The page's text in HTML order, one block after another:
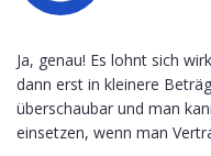
Ja, genau! Es lohnt sich
dann erst in kleinere
überschaubar und man
einsetzen, wenn man